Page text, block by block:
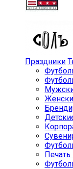
Праздники
Печать